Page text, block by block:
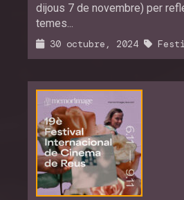
dijous 7 de novembre) per
temes...
30 octubre, 2024